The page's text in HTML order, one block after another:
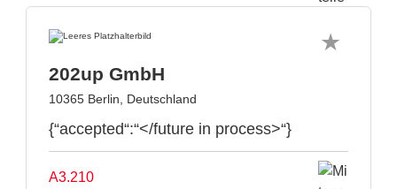
202up GmbH
10365 Berlin, Deutschland
{“accepted“:“</future in process>“}
A3.210